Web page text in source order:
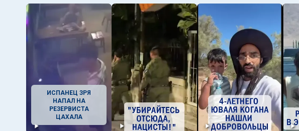
ИСПАНЕЦ ЗРЯ
НАПАЛ НА
РЕЗЕРВИСТА
ЦАХАЛА